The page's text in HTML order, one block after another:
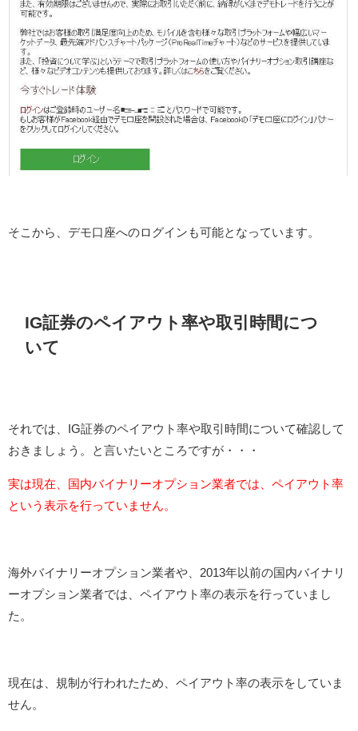
そこから、デモ口座へのログインも可能となっています。
IG証券のペイアウト率や取引時間につ
いて
それでは、IG証券のペイアウト率や取引時間について確認して
おきましょう。と言いたいところですが・・・
実は現在、国内バイナリーオプション業者では、ペイアウト率
という表示を行っていません。
海外バイナリーオプション業者や、2013年以前の国内バイナリ
ーオプション業者では、ペイアウト率の表示を行っていまし
た。
現在は、規制が行われたため、ペイアウト率の表示をしていま
せん。